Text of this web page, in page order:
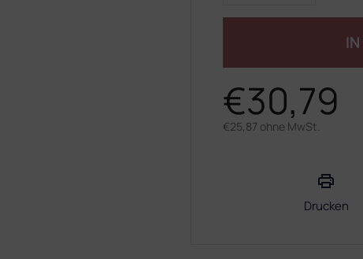
€30,79
€25,87 ohne MwSt.
IN
Drucken